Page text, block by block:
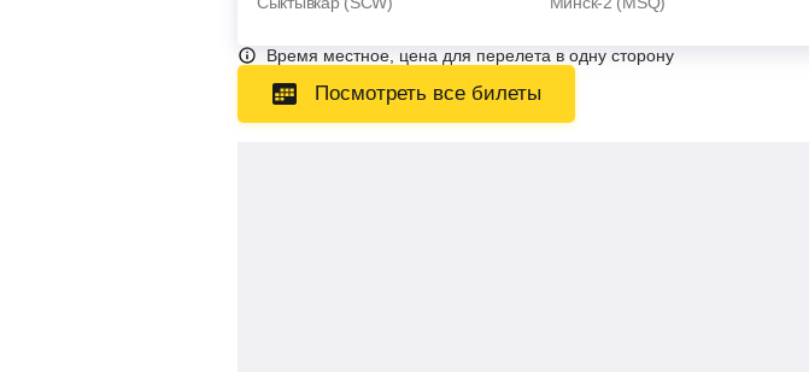
Время местное, цена для перелета в одну сторону
Посмотреть все билеты